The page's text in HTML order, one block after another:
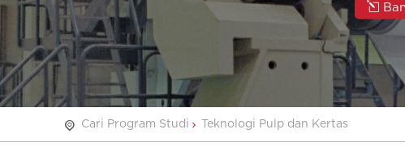
Cari Program Studi Teknologi Pulp dan Kertas